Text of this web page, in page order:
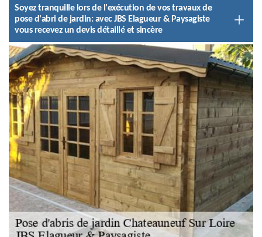
Soyez tranquille lors de l'exécution de vos travaux de
pose d'abri de jardin: avec JBS Elagueur & Paysagiste
vous recevez un devis détaillé et sincère